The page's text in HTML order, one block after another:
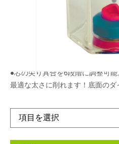
●芯の尖り具合を6段階に調整可
最適な太さに削れます！底面の